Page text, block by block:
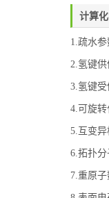
计算
1.疏水
2.氢键
3.氢键
4.可旋
5.互变
6.拓扑
7.重原